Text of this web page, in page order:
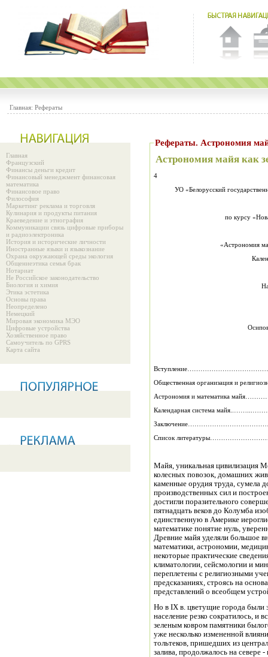
Главная: Рефераты
Главная
Французский
Финансы деньги кредит
Финансовый менеджмент финансовая
математика
Финансовое право
Философия
Маркетинг реклама и торговля
Кулинария и продукты питания
Краеведение и этнография
Коммуникации связь цифровые приборы
и радиоэлектроника
История и исторические личности
Иностранные языки и языкознание
Охрана окружающей среды экология
Общениеэтика семья брак
Нотариат
Не Российское законодательство
Биология и химия
Этика эстетика
Основы права
Неопределено
Немецкий
Мировая экономика МЭО
Цифровые устройства
Хозяйственное право
Самоучитель по GPRS
Карта сайта
Рефераты. Астрономия
Астрономия майя как
4
УО «Белорусский
по курсу
«Астрономия
Общественная организация и
Астрономия и математика
Календарная система
Список
Майя, уникальная цивилизация
колесных повозок, домашних
каменные орудия труда, сумела
производственных сил и
достигли поразительного
пятнадцать веков до Колумба
единственную в Америке
математике понятие нуль,
Древние майя уделяли большое
математики, астрономии,
некоторые практические
климатологии, сейсмологии и
переплетены с религиозными
предсказаниях, строясь на
представлений о всеобщем
Но в IX в. цветущие города были
население резко сократилось, и
зеленым ковром памятники
уже несколько измененной
тольтеков, пришедших из
залива, продолжалось на севере